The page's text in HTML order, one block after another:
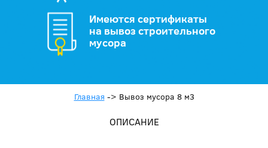
Имеются сертификаты
на вывоз строительного
мусора
Главная -> Вывоз мусора 8 м3
ОПИСАНИЕ